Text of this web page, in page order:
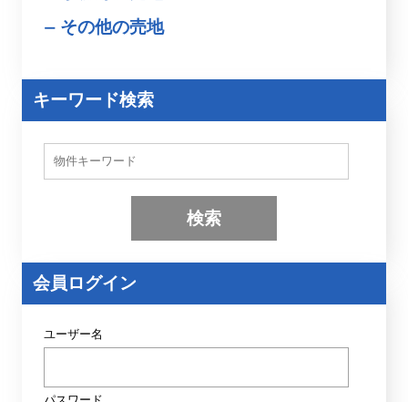
その他の売地
キーワード検索
件
検
ー
ド
)
会員ログイン
ユーザー名